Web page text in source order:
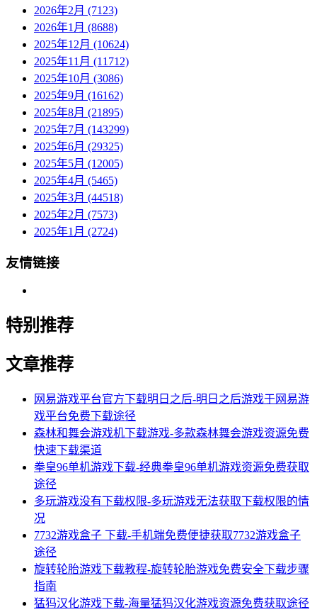
2026年2月 (7123)
2026年1月 (8688)
2025年12月 (10624)
2025年11月 (11712)
2025年10月 (3086)
2025年9月 (16162)
2025年8月 (21895)
2025年7月 (143299)
2025年6月 (29325)
2025年5月 (12005)
2025年4月 (5465)
2025年3月 (44518)
2025年2月 (7573)
2025年1月 (2724)
友情链接
特别推荐
文章推荐
网易游戏平台官方下载明日之后-明日之后游戏于网易游
戏平台免费下载途径
森林和舞会游戏机下载游戏-多款森林舞会游戏资源免费
快速下载渠道
拳皇96单机游戏下载-经典拳皇96单机游戏资源免费获取
途径
多玩游戏没有下载权限-多玩游戏无法获取下载权限的情
况
7732游戏盒子 下载-手机端免费便捷获取7732游戏盒子
途径
旋转轮胎游戏下载教程-旋转轮胎游戏免费安全下载步骤
指南
猛犸汉化游戏下载-海量猛犸汉化游戏资源免费获取途径